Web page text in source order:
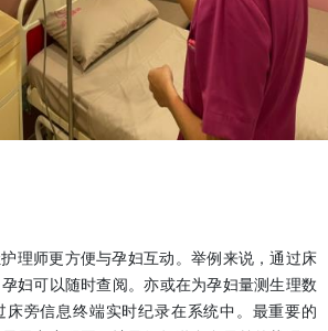
理师更方便与孕妇互动。举例来说，通过床
妇可以随时查阅。亦或在为孕妇量测生理数
床旁信息终端实时纪录在系统中。最重要的